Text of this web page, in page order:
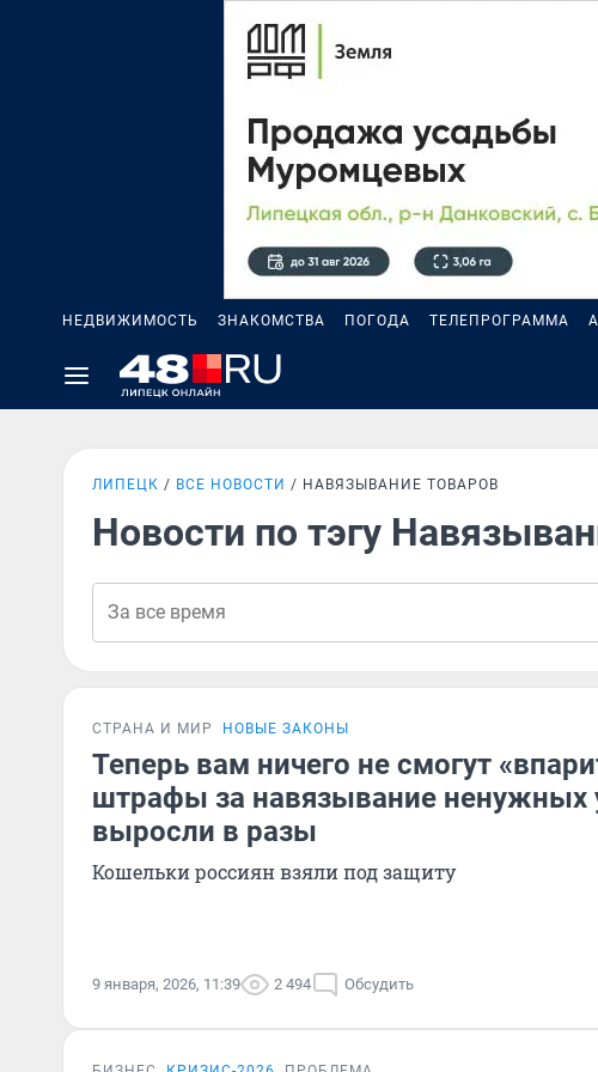
НЕДВИЖИМОСТЬ ЗНАКОМСТВА ПОГОДА ТЕЛЕПРОГРАММА
ЛИПЕЦК ВСЕ НОВОСТИ НАВЯЗЫВАНИЕ ТОВАРОВ
Новости по тэгу
СТРАНА И МИР НОВЫЕ ЗАКОНЫ
Теперь вам ничего не смогут
штрафы за навязывание ненужных
выросли в разы
Кошельки россиян взяли под защиту
9 января, 2026, 11:39 2 494 Обсудить